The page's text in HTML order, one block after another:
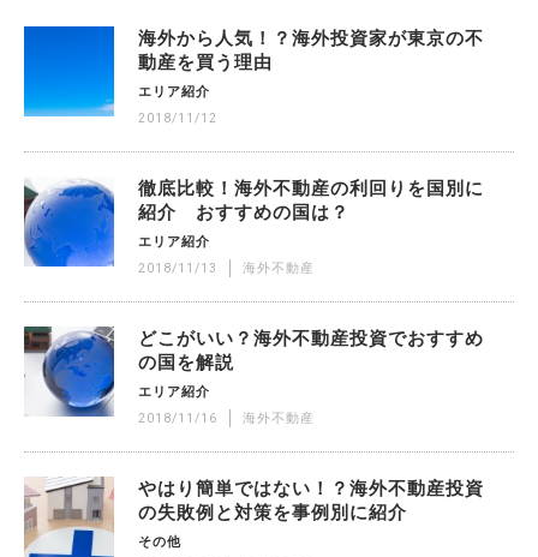
海外から人気！？海外投資家が東京の不
動産を買う理由
エリア紹介
2018/11/12
徹底比較！海外不動産の利回りを国別に
紹介 おすすめの国は？
エリア紹介
2018/11/13 海外不動産
どこがいい？海外不動産投資でおすすめ
の国を解説
エリア紹介
2018/11/16 海外不動産
やはり簡単ではない！？海外不動産投資
の失敗例と対策を事例別に紹介
その他